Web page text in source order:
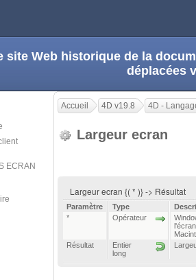
site Web historique de la
déplacées
ECRAN
Accueil 4D v19.8 4D -
Largeur ecran
Largeur ecran {( * )} -> Résultat
Paramètre Type
*
Opérateur
Résultat
Entier
long